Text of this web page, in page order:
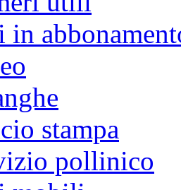
in
stampa
pollinico